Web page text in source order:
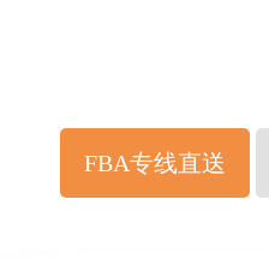
FBA专线直送